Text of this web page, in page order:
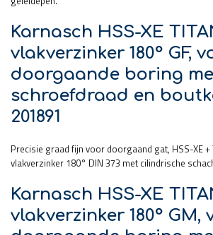
Karnasch HSS-XE
vlakverzinker 180° GF,
doorgaande boring
schroefdraad en
201891
Precisie graad fijn voor doorgaand gat, HSS-XE +
vlakverzinker 180° DIN 373 met cilindrische
Karnasch HSS-XE
vlakverzinker 180° GM,